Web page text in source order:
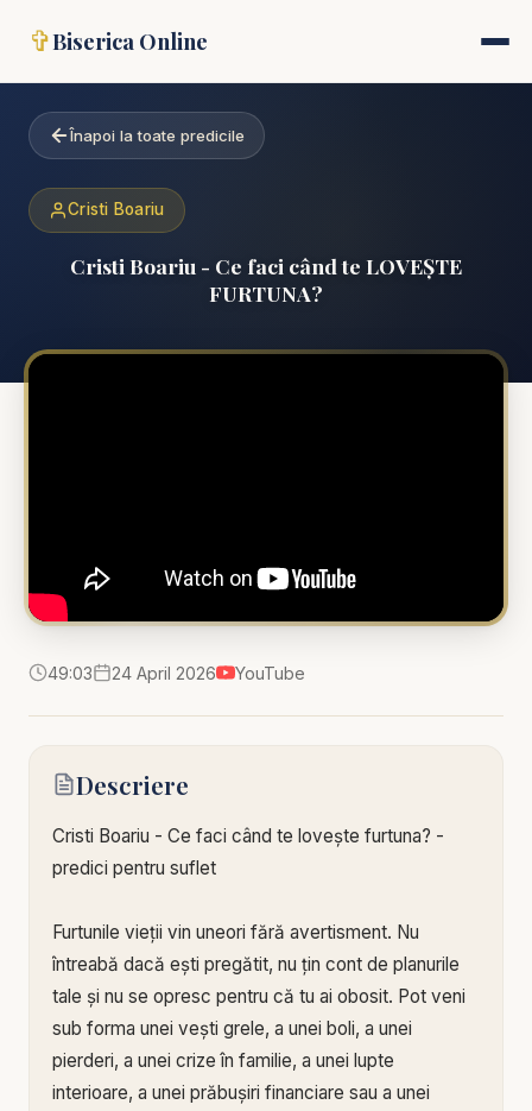
✞Biserica Online
Înapoi la toate predicile
Cristi Boariu
Cristi Boariu - Ce faci când te LOVEȘTE
FURTUNA?
49:03 24 April 2026 YouTube
Descriere
Cristi Boariu - Ce faci când te lovește furtuna? -
predici pentru suflet
Furtunile vieții vin uneori fără avertisment. Nu
întreabă dacă ești pregătit, nu țin cont de planurile
tale și nu se opresc pentru că tu ai obosit. Pot veni
sub forma unei vești grele, a unei boli, a unei
pierderi, a unei crize în familie, a unei lupte
interioare, a unei prăbușiri financiare sau a unei